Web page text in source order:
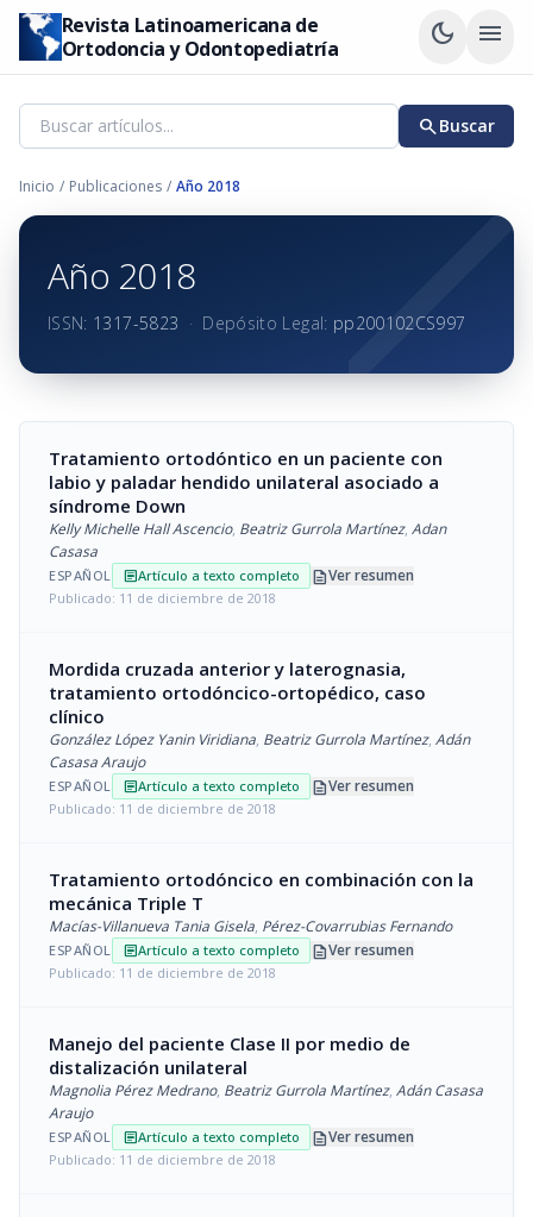
Revista Latinoamericana de
Ortodoncia y Odontopediatría
dark_mode menu
searchBuscar
Inicio / Publicaciones / Año 2018
Año 2018
ISSN: 1317-5823 · Depósito Legal: pp200102CS997
Tratamiento ortodóntico en un paciente con
labio y paladar hendido unilateral asociado a
síndrome Down
Kelly Michelle Hall Ascencio, Beatriz Gurrola Martínez, Adan
Casasa
ESPAÑOL articleArtículo a texto completo descriptionVer resumen
Publicado: 11 de diciembre de 2018
Mordida cruzada anterior y laterognasia,
tratamiento ortodóncico-ortopédico, caso
clínico
González López Yanin Viridiana, Beatriz Gurrola Martínez, Adán
Casasa Araujo
ESPAÑOL articleArtículo a texto completo descriptionVer resumen
Publicado: 11 de diciembre de 2018
Tratamiento ortodóncico en combinación con la
mecánica Triple T
Macías-Villanueva Tania Gisela, Pérez-Covarrubias Fernando
ESPAÑOL articleArtículo a texto completo descriptionVer resumen
Publicado: 11 de diciembre de 2018
Manejo del paciente Clase II por medio de
distalización unilateral
Magnolia Pérez Medrano, Beatriz Gurrola Martínez, Adán Casasa
Araujo
ESPAÑOL articleArtículo a texto completo descriptionVer resumen
Publicado: 11 de diciembre de 2018